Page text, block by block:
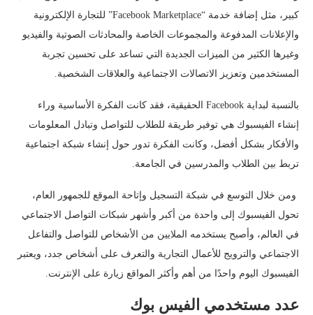
كبير، مثل إضافة خدمة “Facebook Marketplace” للتجارة الإلكترونية
والإعلانات المدفوعة والمجموعات الخاصة والمحادثات الصوتية والفيديو
وغيرها الكثير من الميزات الجديدة التي تساعد على تحسين تجربة
المستخدمين وتعزيز الاتصالات الاجتماعية والعلاقات الشخصية.
بالنسبة لبداية Facebook الحقيقية، فقد كانت الفكرة الأساسية وراء
إنشاء الفيسبوك هي توفير طريقة للطلاب للتواصل وتبادل المعلومات
والأفكار بشكل أفضل، وكانت الفكرة تدور حول إنشاء شبكة اجتماعية
تربط بين الطلاب والمدرسين في الجامعة.
ومن خلال التوسع في شبكة التسجيل وإتاحة الموقع للجمهور العام،
تحول الفيسبوك إلى واحدة من أكبر وأشهر شبكات التواصل الاجتماعي
في العالم، وأصبح يستخدمه الملايين من الأشخاص للتواصل والتفاعل
الاجتماعي والترويج للأعمال التجارية والتعرف على أشخاص جدد، ويعتبر
الفيسبوك اليوم واحدًا من أهم وأكثر المواقع زيارة على الإنترنت.
عدد مستخدمي الفيس بوك